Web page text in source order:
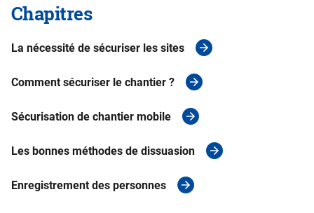
Chapitres
La nécessité de sécuriser les sites
Comment sécuriser le chantier ?
Sécurisation de chantier mobile
Les bonnes méthodes de dissuasion
Enregistrement des personnes